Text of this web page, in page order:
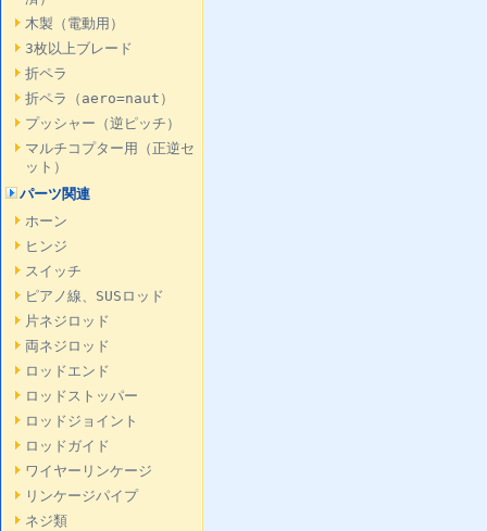
木製（電動用）
3枚以上ブレード
折ペラ
折ペラ（aero=naut）
プッシャー（逆ピッチ）
マルチコプター用（正逆セ
ット）
パーツ関連
ホーン
ヒンジ
スイッチ
ピアノ線、SUSロッド
片ネジロッド
両ネジロッド
ロッドエンド
ロッドストッパー
ロッドジョイント
ロッドガイド
ワイヤーリンケージ
リンケージパイプ
ネジ類